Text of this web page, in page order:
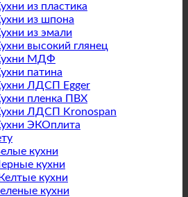
из пластика
из шпона
из эмали
высокий глянец
МДФ
патина
ЛДСП Egger
пленка ПВХ
ЛДСП Kronospan
ЭКОплита
кухни
кухни
кухни
кухни